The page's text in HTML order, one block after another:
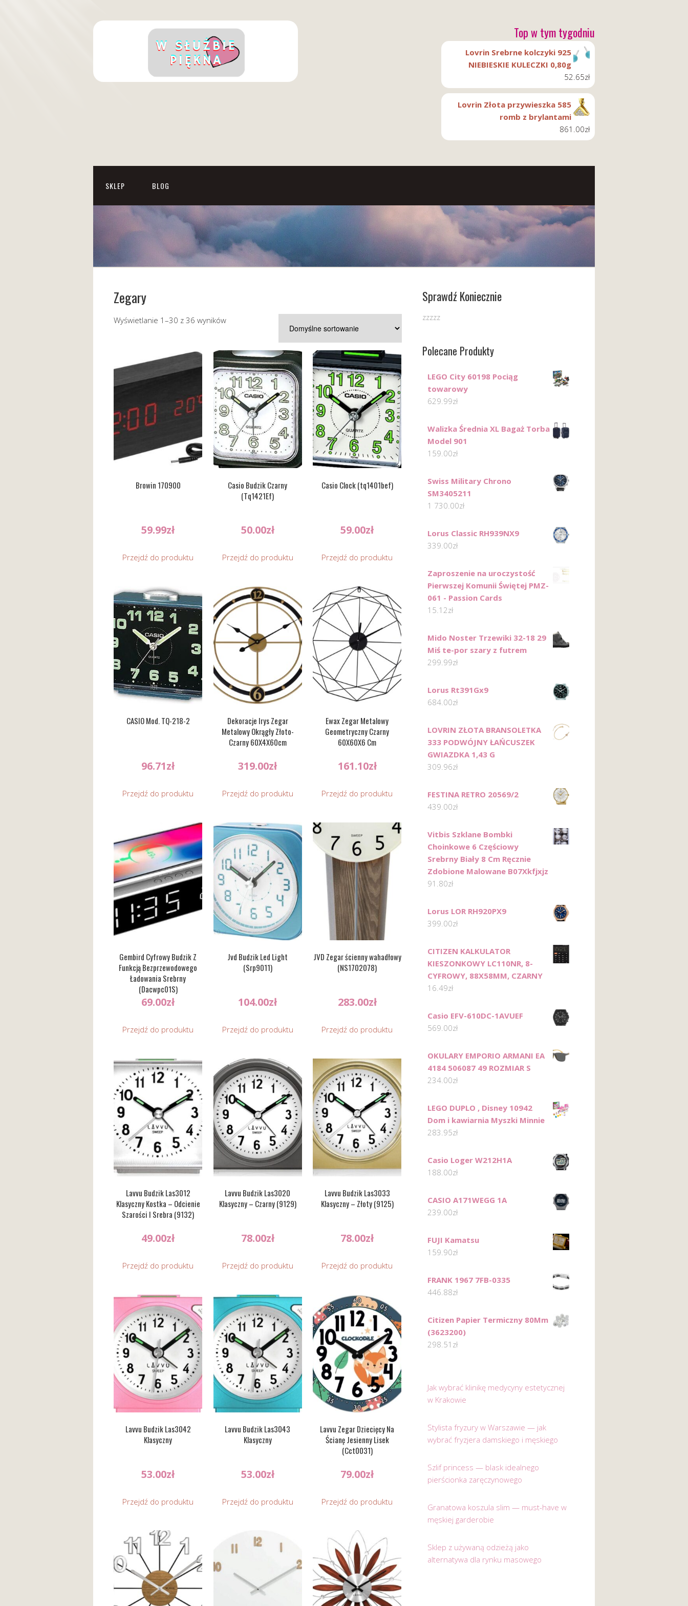
Top w tym tygodniu
Lovrin Srebrne kolczyki 925
NIEBIESKIE KULECZKI 0,80g
52.65zł
Lovrin Złota przywieszka 585
romb z brylantami
861.00zł
SKLEP BLOG
Zegary
Wyświetlanie 1–30 z 36 wyników
Browin 170900
59.99zł
Przejdź do produktu
Casio Budzik Czarny
(Tq1421Ef)
50.00zł
Przejdź do produktu
Casio Clock (tq1401bef)
59.00zł
Przejdź do produktu
CASIO Mod. TQ-218-2
96.71zł
Przejdź do produktu
Dekoracje Irys Zegar
Metalowy Okrągły Złoto-
Czarny 60X4X60cm
319.00zł
Przejdź do produktu
Ewax Zegar Metalowy
Geometryczny Czarny
60X60X6 Cm
161.10zł
Przejdź do produktu
Gembird Cyfrowy Budzik Z
Funkcją Bezprzewodowego
Ładowania Srebrny
(Dacwpc01S)
69.00zł
Przejdź do produktu
Jvd Budzik Led Light
(Srp9011)
104.00zł
Przejdź do produktu
JVD Zegar ścienny wahadłowy
(NS1702078)
283.00zł
Przejdź do produktu
Lavvu Budzik Las3012
Klasyczny Kostka – Odcienie
Szarości I Srebra (9132)
49.00zł
Przejdź do produktu
Lavvu Budzik Las3020
Klasyczny – Czarny (9129)
78.00zł
Przejdź do produktu
Lavvu Budzik Las3033
Klasyczny – Złoty (9125)
78.00zł
Przejdź do produktu
Lavvu Budzik Las3042
Klasyczny
53.00zł
Przejdź do produktu
Lavvu Budzik Las3043
Klasyczny
53.00zł
Przejdź do produktu
Lavvu Zegar Dziecięcy Na
Ścianę Jesienny Lisek
(Cct0031)
79.00zł
Przejdź do produktu
Sprawdź Koniecznie
zzzzz
Polecane Produkty
LEGO City 60198 Pociąg
towarowy
629.99zł
Walizka Średnia XL Bagaż Torba
Model 901
159.00zł
Swiss Military Chrono
SM3405211
1 730.00zł
Lorus Classic RH939NX9
339.00zł
Zaproszenie na uroczystość
Pierwszej Komunii Świętej PMZ-
061 - Passion Cards
15.12zł
Mido Noster Trzewiki 32-18 29
Miś te-por szary z futrem
299.99zł
Lorus Rt391Gx9
684.00zł
LOVRIN ZŁOTA BRANSOLETKA
333 PODWÓJNY ŁAŃCUSZEK
GWIAZDKA 1,43 G
309.96zł
FESTINA RETRO 20569/2
439.00zł
Vitbis Szklane Bombki
Choinkowe 6 Częściowy
Srebrny Biały 8 Cm Ręcznie
Zdobione Malowane B07Xkfjxjz
91.80zł
Lorus LOR RH920PX9
399.00zł
CITIZEN KALKULATOR
KIESZONKOWY LC110NR, 8-
CYFROWY, 88X58MM, CZARNY
16.49zł
Casio EFV-610DC-1AVUEF
569.00zł
OKULARY EMPORIO ARMANI EA
4184 506087 49 ROZMIAR S
234.00zł
LEGO DUPLO , Disney 10942
Dom i kawiarnia Myszki Minnie
283.95zł
Casio Loger W212H1A
188.00zł
CASIO A171WEGG 1A
239.00zł
FUJI Kamatsu
159.90zł
FRANK 1967 7FB-0335
446.88zł
Citizen Papier Termiczny 80Mm
(3623200)
298.51 zł
Jak wybrać klinikę medycyny estetycznej
w Krakowie
Stylista fryzury w Warszawie — jak
wybrać fryzjera damskiego i męskiego
Szlif princess — blask idealnego
pierścionka zaręczynowego
Granatowa koszula slim — must-have w
męskiej garderobie
Sklep z używaną odzieżą jako
alternatywa dla rynku masowego